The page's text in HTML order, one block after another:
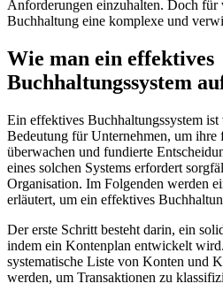
Anforderungen einzuhalten. Doch für
Buchhaltung eine komplexe und
Wie man ein effektives
Buchhaltungssystem
Ein effektives Buchhaltungssystem ist
Bedeutung für Unternehmen, um ihre
überwachen und fundierte
eines solchen Systems erfordert
Organisation. Im Folgenden werden
erläutert, um ein effektives
Der erste Schritt besteht darin, ein
indem ein Kontenplan entwickelt
systematische Liste von Konten und
werden, um Transaktionen zu